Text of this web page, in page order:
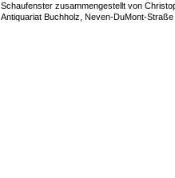
Schaufenster zusammengestellt von
Antiquariat Buchholz, Neven-DuMont-Straße